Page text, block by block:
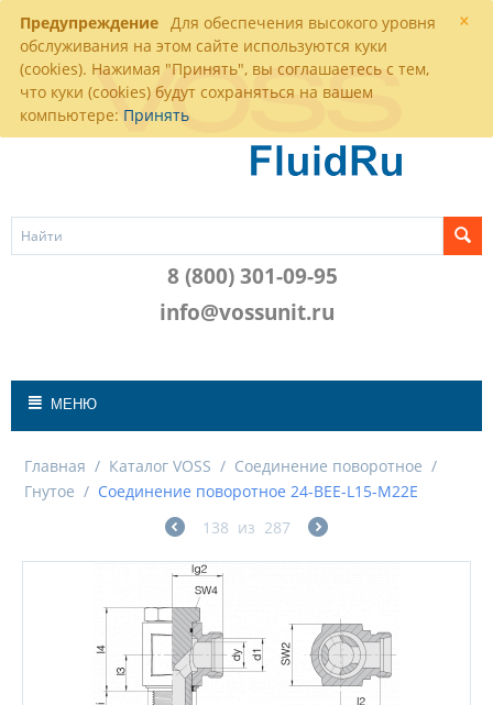
×
Предупреждение Для обеспечения высокого уровня
обслуживания на этом сайте используются куки
(cookies). Нажимая "Принять", вы соглашаетесь с тем,
что куки (cookies) будут сохраняться на вашем
компьютере: Принять
8 (800) 301-09-95
info@vossunit.ru
МЕНЮ
Главная / Каталог VOSS / Соединение поворотное /
Гнутое / Соединение поворотное 24-BEE-L15-M22E
138 из 287